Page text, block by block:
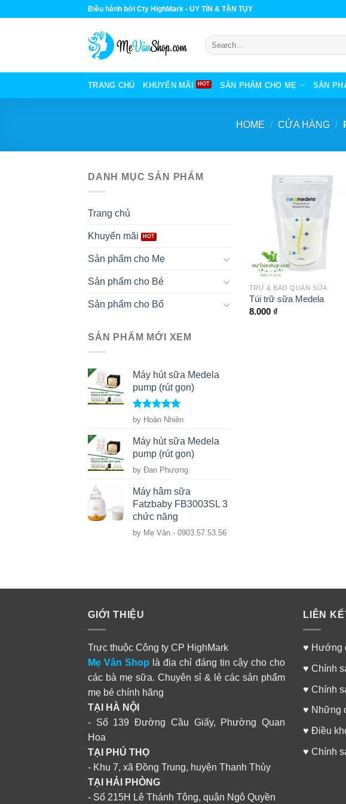
to
Điều hành bởi Cty HighMark - UY TÍN & TẬN TỤY
Search
for:
TRANG CHỦ KHUYẾN MÃI SẢN PHẨM CHO MẸ SẢN
HOME / CỬA HÀNG /
DANH MỤC SẢN PHẨM
Trang chủ
Khuyến mãi
Sản phẩm cho Mẹ
Sản phẩm cho Bé
Sản phẩm cho Bố
SẢN PHẨM MỚI XEM
Máy hút sữa Medela
pump (rút gọn)
Rated5 out
of 5
by Hoàn Nhiên
Máy hút sữa Medela
pump (rút gọn)
by Đan Phượng
Máy hâm sữa
Fatzbaby FB3003SL 3
chức năng
by Mẹ Vân - 0903.57.53.56
+
TRỮ & BẢO QUẢN SỮA
Túi trữ sữa Medela
8.000 ₫
GIỚI THIỆU
Trực thuộc Công ty CP HighMark
Mẹ Vân Shop là địa chỉ đáng tin cậy cho cho
các bà mẹ sữa. Chuyên sỉ & lẻ các sản phẩm
mẹ bé chính hãng
TẠI HÀ NỘI
- Số 139 Đường Cầu Giấy, Phường Quan
Hoa
TẠI PHÚ THỌ
- Khu 7, xã Đồng Trung, huyện Thanh Thủy
TẠI HẢI PHÒNG
- Số 215H Lê Thánh Tông, quận Ngô Quyền
LIÊN
♥ Hướng
♥ Chính
♥ Chính
♥ Những
♥ Điều
♥ Chính